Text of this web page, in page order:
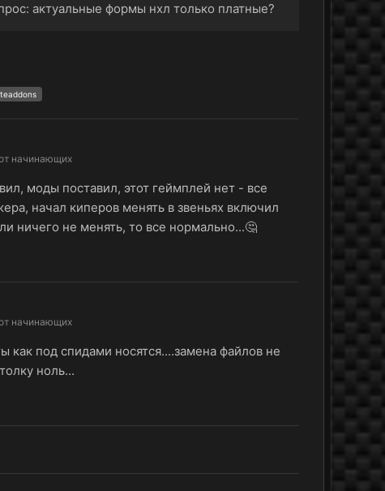
актуальные формы нхл только платные?
начинающих
моды поставил, этот геймплей нет - все
начал киперов менять в звеньях включил
ничего не менять, то все нормально...🤔
начинающих
как под спидами носятся....замена файлов не
ноль...